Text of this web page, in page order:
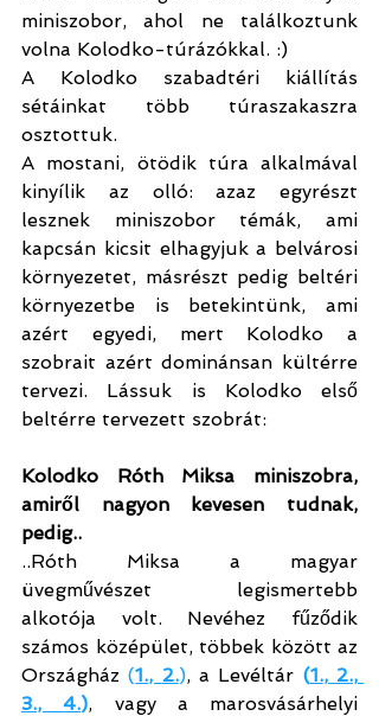
miniszobor, ahol ne találkoztunk
volna Kolodko-túrázókkal. :)
A Kolodko szabadtéri kiállítás
sétáinkat több túraszakaszra
osztottuk.
A mostani, ötödik túra alkalmával
kinyílik az olló: azaz egyrészt
lesznek miniszobor témák, ami
kapcsán kicsit elhagyjuk a belvárosi
környezetet, másrészt pedig beltéri
környezetbe is betekintünk, ami
azért egyedi, mert Kolodko a
szobrait azért dominánsan kültérre
tervezi. Lássuk is Kolodko első
beltérre tervezett szobrát:
Kolodko Róth Miksa miniszobra,
amiről nagyon kevesen tudnak,
pedig..
..Róth Miksa a magyar
üvegművészet legismertebb
alkotója volt. Nevéhez fűződik
számos középület, többek között az
Országház (1., 2.), a Levéltár (1., 2.
3., 4.), vagy a marosvásárhelyi